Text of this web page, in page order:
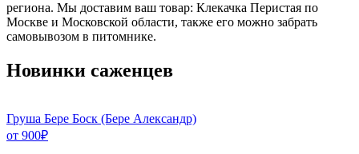
региона. Мы доставим ваш товар: Клекачка Перистая по
Москве и Московской области, также его можно забрать
самовывозом в питомнике.
Новинки саженцев
Груша Бере Боск (Бере Александр)
от 900₽